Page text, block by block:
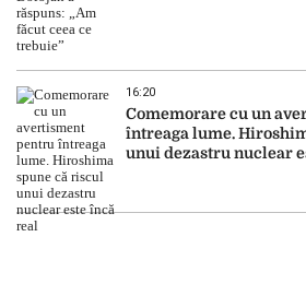
16:20
Comemorare cu un
întreaga lume.
unui dezastru nuclear